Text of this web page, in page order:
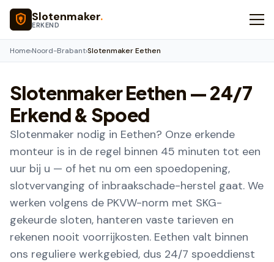
Naar hoofdinhoud
Slotenmaker.
ERKEND
Home›Noord-Brabant›Slotenmaker Eethen
SlotenmakerEethen — 24/7
Erkend & Spoed
Slotenmaker nodig in Eethen? Onze erkende
monteur is in de regel binnen 45 minuten tot een
uur bij u — of het nu om een spoedopening,
slotvervanging of inbraakschade-herstel gaat. We
werken volgens de PKVW-norm met SKG-
gekeurde sloten, hanteren vaste tarieven en
rekenen nooit voorrijkosten. Eethen valt binnen
ons reguliere werkgebied, dus 24/7 spoeddienst